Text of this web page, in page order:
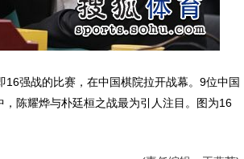
16强战的比赛，在中国棋院拉开战幕。9位中国
陈耀烨与朴廷桓之战最为引人注目。图为16